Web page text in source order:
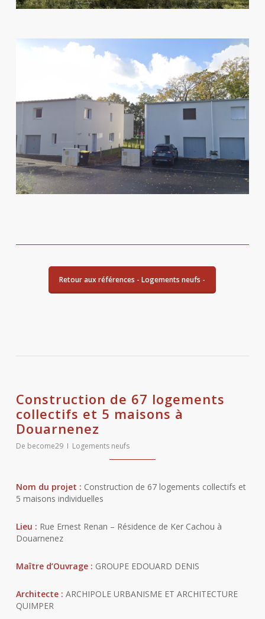
Retour aux références - Logements neufs -
Construction de 67 logements
collectifs et 5 maisons à
Douarnenez
De become29 Logements neufs
Nom du projet : Construction de 67 logements collectifs et
5 maisons individuelles
Lieu : Rue Ernest Renan – Résidence de Ker Cachou à
Douarnenez
Maître d’Ouvrage : GROUPE EDOUARD DENIS
Architecte : ARCHIPOLE URBANISME ET ARCHITECTURE
QUIMPER